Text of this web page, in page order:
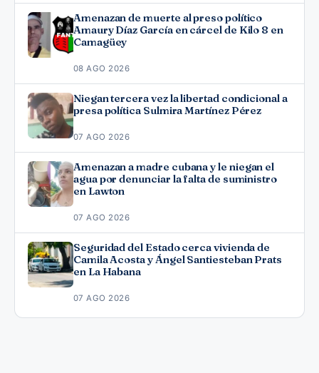
Amenazan de muerte al preso político
Amaury Díaz García en cárcel de Kilo 8 en
Camagüey
08 AGO 2026
Niegan tercera vez la libertad condicional a
presa política Sulmira Martínez Pérez
07 AGO 2026
Amenazan a madre cubana y le niegan el
agua por denunciar la falta de suministro
en Lawton
07 AGO 2026
Seguridad del Estado cerca vivienda de
Camila Acosta y Ángel Santiesteban Prats
en La Habana
07 AGO 2026